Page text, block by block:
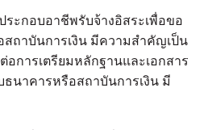
ระกอบอาชีพรับจ้างอิสระเพื่อขอ
ถาบันการเงิน มีความสำคัญเป็น
อการเตรียมหลักฐานและเอกสาร
นาคารหรือสถาบันการเงิน มี